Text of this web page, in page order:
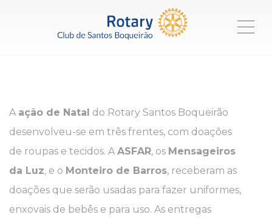
A ação de Natal do Rotary Santos Boqueirão
desenvolveu-se em três frentes, com doações
de roupas e tecidos. A ASFAR, os Mensageiros
da Luz, e o Monteiro de Barros, receberam as
doações que serão usadas para fazer uniformes,
enxovais de bebês e para uso. As entregas